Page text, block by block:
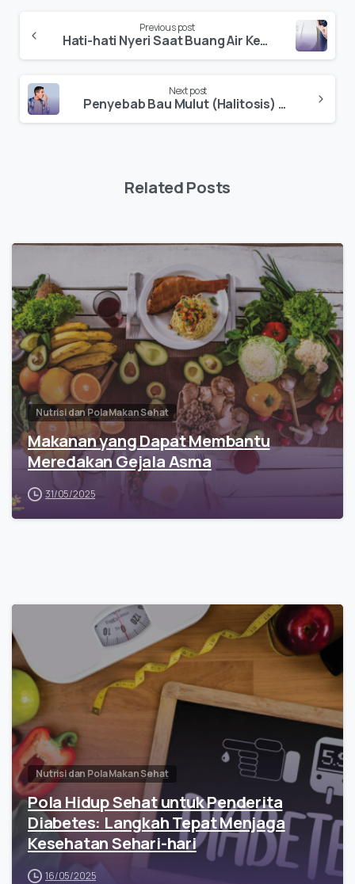
Previous post
Hati-hati Nyeri Saat Buang Air Kecil
Next post
Penyebab Bau Mulut (Halitosis) dan Cara Mengatasinya
Related Posts
Nutrisi dan Pola Makan Sehat
Makanan yang Dapat Membantu
Meredakan Gejala Asma
31/05/2025
Nutrisi dan Pola Makan Sehat
Pola Hidup Sehat untuk Penderita
Diabetes: Langkah Tepat Menjaga
Kesehatan Sehari-hari
16/05/2025